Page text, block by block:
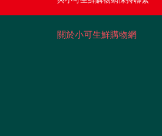
關於小可生鮮購物網